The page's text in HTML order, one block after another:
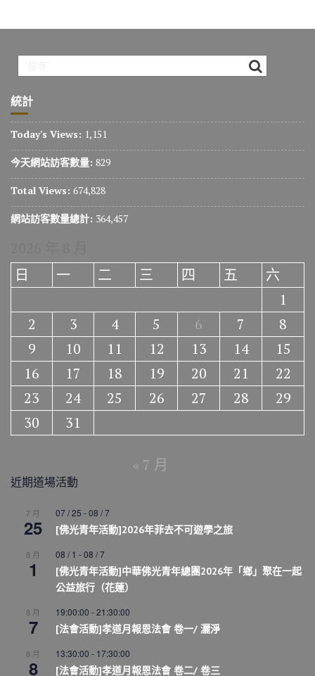
統計
Today's Views: 1,151
今天網站訪客數量: 829
Total Views: 674,828
網站訪客數量總計: 364,457
日
一 二 三 四 五
六
1
2
3 4 5 6 7
8
9
10 11 12 13 14
15
16
17 18 19 20 21
22
23
24 25 26 27 28
29
30
31
« 7 月
近期道場活動
7 月
25
07 / 25 -08 / 7
[佛光青年活動]2026年菲去不可遊學之旅
8 月
1
08 / 1 -08 / 7
[佛光青年活動]中華佛光青年總團2026年「鄉」聚在一起
公益旅行（花蓮）
8 月
7
19:00:00 -21:30:00
[法會活動]孝道月報恩法會 卷一/ 灑淨
8 月
8
13:30:00 - 17:30:00
[法會活動]孝道月報恩法會 卷二/ 卷三